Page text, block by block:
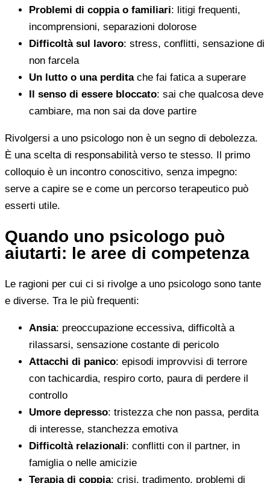
Problemi di coppia o familiari: litigi frequenti,
incomprensioni, separazioni dolorose
Difficoltà sul lavoro: stress, conflitti, sensazione di
non farcela
Un lutto o una perditache fai fatica a superare
Il senso di essere bloccato: sai che qualcosa deve
cambiare, ma non sai da dove partire
Rivolgersi a uno psicologo non è un segno di debolezza.
È una scelta di responsabilità verso te stesso. Il primo
colloquio è un incontro conoscitivo, senza impegno:
serve a capire se e come un percorso terapeutico può
esserti utile.
Quando uno psicologo può
aiutarti: le aree di competenza
Le ragioni per cui ci si rivolge a uno psicologo sono tante
e diverse. Tra le più frequenti:
Ansia: preoccupazione eccessiva, difficoltà a
rilassarsi, sensazione costante di pericolo
Attacchi di panico: episodi improvvisi di terrore
con tachicardia, respiro corto, paura di perdere il
controllo
Umore depresso: tristezza che non passa, perdita
di interesse, stanchezza emotiva
Difficoltà relazionali: conflitti con il partner, in
famiglia o nelle amicizie
Terapia di coppia: crisi, tradimento, problemi di